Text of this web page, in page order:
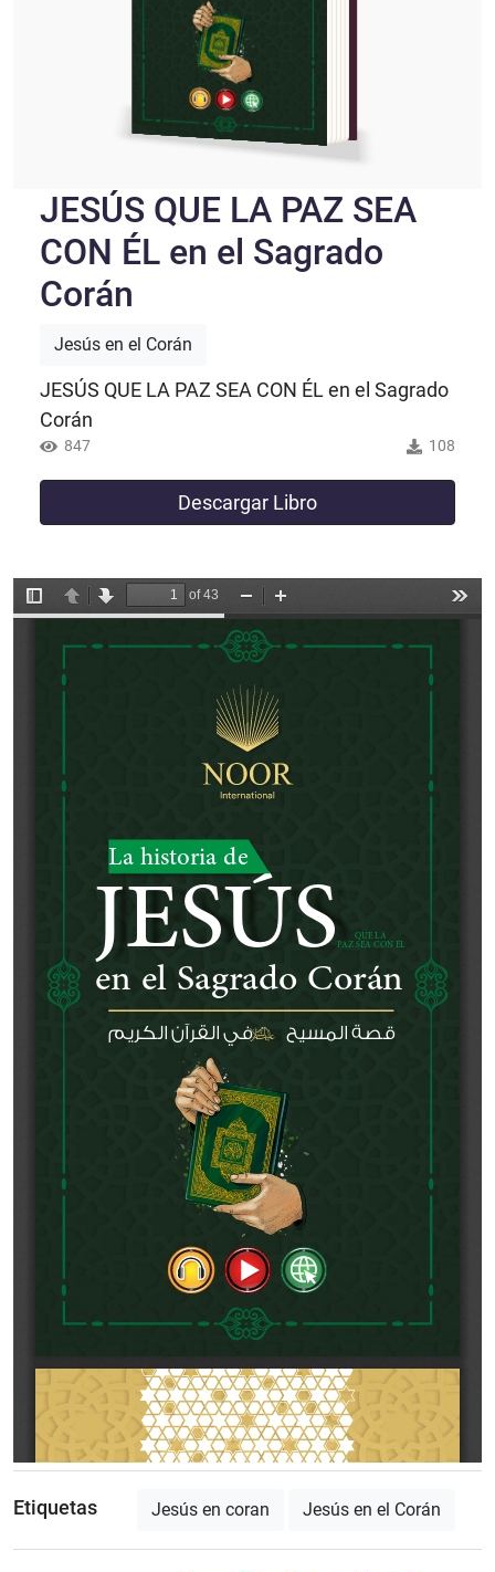
JESÚS QUE LA PAZ SEA
CON ÉL en el Sagrado
Corán
Jesús en el Corán
JESÚS QUE LA PAZ SEA CON ÉL en el Sagrado
Corán
847 108
Descargar Libro
Etiquetas Jesús en coran Jesús en el Corán